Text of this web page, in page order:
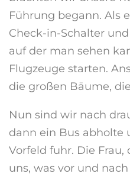
Führung begann. Als
Check-in-Schalter
auf der man sehen
Flugzeuge starten.
die großen Bäume,
Nun sind wir nach
dann ein Bus abholte
Vorfeld fuhr. Die
uns, was vor und